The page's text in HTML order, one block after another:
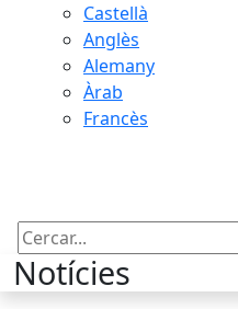
Castellà
Anglès
Alemany
Àrab
Francès
Cercar:
Notícies